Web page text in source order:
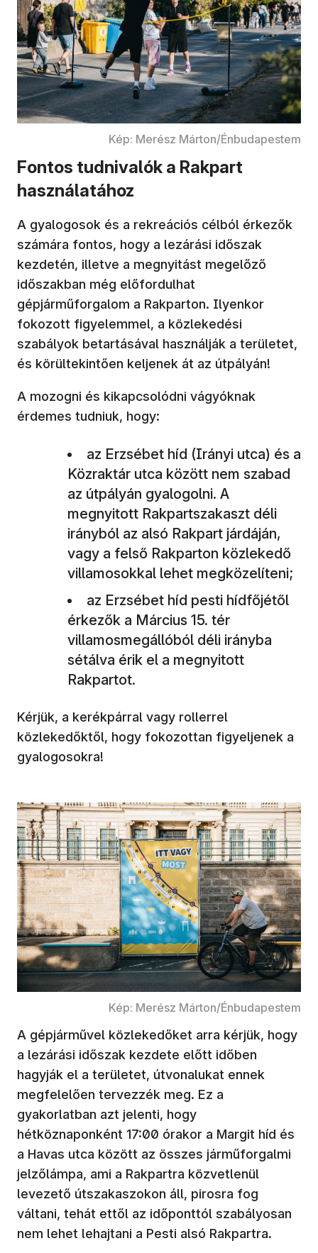
Kép: Merész Márton/Énbudapestem
Fontos tudnivalók a Rakpart
használatához
A gyalogosok és a rekreációs célból érkezők
számára fontos, hogy a lezárási időszak
kezdetén, illetve a megnyitást megelőző
időszakban még előfordulhat
gépjárműforgalom a Rakparton. Ilyenkor
fokozott figyelemmel, a közlekedési
szabályok betartásával használják a területet,
és körültekintően keljenek át az útpályán!
A mozogni és kikapcsolódni vágyóknak
érdemes tudniuk, hogy:
az Erzsébet híd (Irányi utca) és a
Közraktár utca között nem szabad
az útpályán gyalogolni. A
megnyitott Rakpartszakaszt déli
irányból az alsó Rakpart járdáján,
vagy a felső Rakparton közlekedő
villamosokkal lehet megközelíteni;
az Erzsébet híd pesti hídfőjétől
érkezők a Március 15. tér
villamosmegállóból déli irányba
sétálva érik el a megnyitott
Rakpartot.
Kérjük, a kerékpárral vagy rollerrel
közlekedőktől, hogy fokozottan figyeljenek a
gyalogosokra!
Kép: Merész Márton/Énbudapestem
A gépjárművel közlekedőket arra kérjük, hogy
a lezárási időszak kezdete előtt időben
hagyják el a területet, útvonalukat ennek
megfelelően tervezzék meg. Ez a
gyakorlatban azt jelenti, hogy
hétköznaponként 17:00 órakor a Margit híd és
a Havas utca között az összes járműforgalmi
jelzőlámpa, ami a Rakpartra közvetlenül
levezető útszakaszokon áll, pirosra fog
váltani, tehát ettől az időponttól szabályosan
nem lehet lehajtani a Pesti alsó Rakpartra.